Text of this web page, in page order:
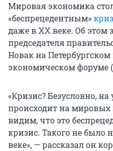
Мировая экономика
«беспрецедентным»
даже в XX веке. Об этом
председателя
Новак на
экономическом форуме
«Кризис? Безусловно, на
происходит на
видим, что это
кризис. Такого не было
веке», — рассказал он